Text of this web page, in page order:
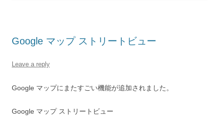
Google マップ ストリートビュー
Leave a reply
Google マップにまたすごい機能が追加されました。
Google マップ ストリートビュー